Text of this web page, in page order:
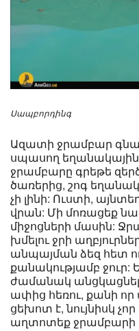
Սապբորդինգ
Ազատի ջրամբար
սպասող
ջրամբարը գրեթե
ծառերից, շոգ
չի լինի: Ուստի,
վրան: Մի մոռացեք
միջոցների մասին:
խմելու ջրի
անպայման ձեզ հետ
քանակությամբ ջուր:
ժամանակ
ափից հեռու, քանի
ցեխոտ է, նույնիսկ
աղտոտեք